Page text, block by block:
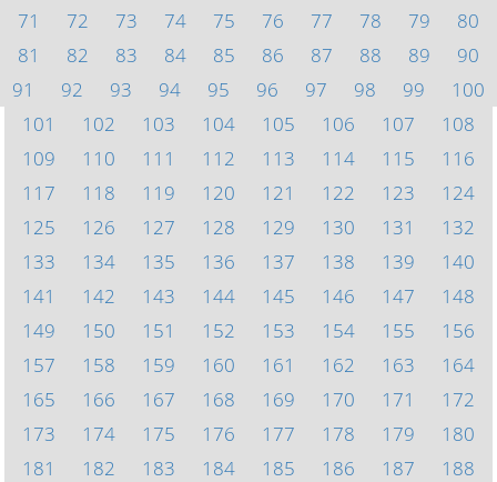
71
72 73 74 75 76 77 78 79
80
81
82 83 84 85 86 87 88 89
90
91
92 93 94 95 96 97 98 99
100
101
102 103 104 105 106 107
108
109
110 111 112 113 114 115
116
117
118 119 120 121 122 123
124
125
126 127 128 129 130 131
132
133
134 135 136 137 138 139
140
141
142 143 144 145 146 147
148
149
150 151 152 153 154 155
156
157
158 159 160 161 162 163
164
165
166 167 168 169 170 171
172
173
174 175 176 177 178 179
180
181
182 183 184 185 186 187
188